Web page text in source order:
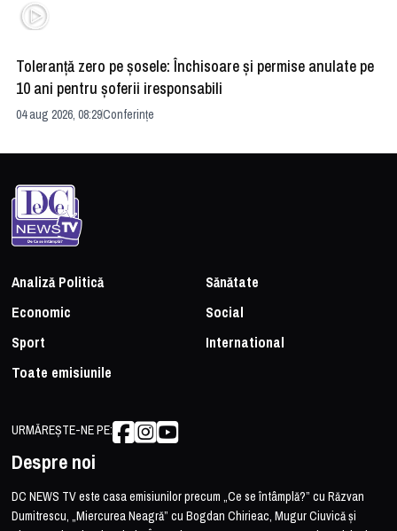
Toleranță zero pe șosele: Închisoare și permise anulate pe
10 ani pentru șoferii iresponsabili
04 aug 2026, 08:29Conferințe
Analiză Politică
Sănătate
Economic
Social
Sport
International
Toate emisiunile
URMĂREȘTE-NE PE:
Despre noi
DC NEWS TV este casa emisiunilor precum „Ce se întâmplă?” cu Răzvan
Dumitrescu, „Miercurea Neagră” cu Bogdan Chirieac, Mugur Ciuvică și